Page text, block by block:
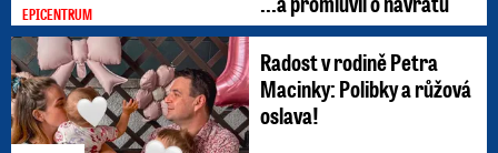
EPICENTRUM
Radost v rodině Petra
Macinky: Polibky a růžová
oslava!